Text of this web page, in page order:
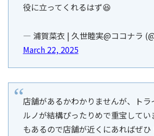
役に立ってくれるはず😆
— 浦賀菜衣 | 久世睦実@ココナラ
March 22, 2025
店舗があるかわかりませんが、トラ
ルノが結構ぴったりめで重宝してい
もあるので店舗が近くにあればぜひ